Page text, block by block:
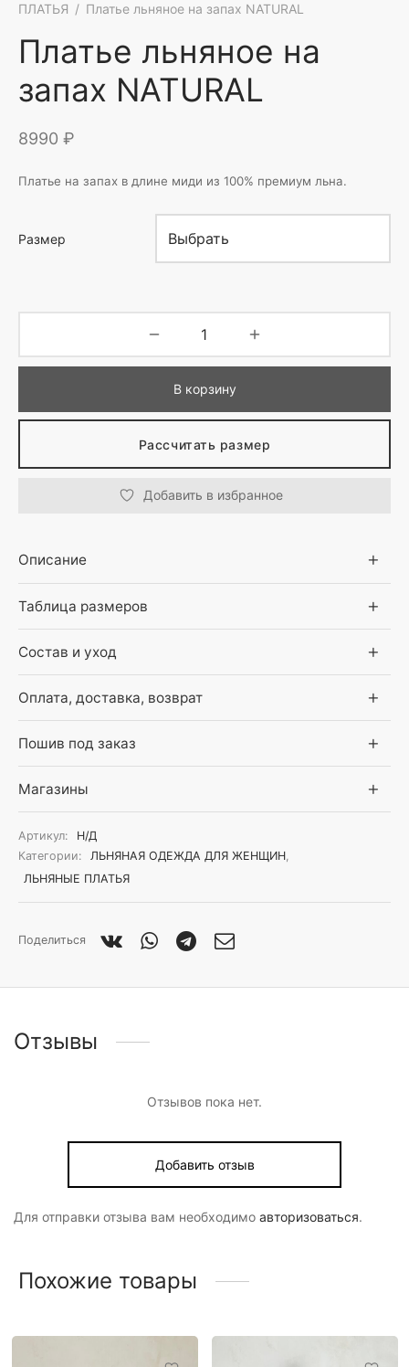
ПЛАТЬЯ / Платье льняное на запах NATURAL
Платье льняное на
запах NATURAL
8990 ₽
Платье на запах в длине миди из 100% премиум льна.
Размер
В корзину
Рассчитать размер
Добавить в избранное
Описание
Таблица размеров
Состав и уход
Оплата, доставка, возврат
Пошив под заказ
Магазины
Артикул:
Н/Д
Категории:
ЛЬНЯНАЯ ОДЕЖДА ДЛЯ ЖЕНЩИН,
ЛЬНЯНЫЕ ПЛАТЬЯ
Поделиться
Отзывы
Отзывов пока нет.
Добавить отзыв
Для отправки отзыва вам необходимо авторизоваться.
Похожие товары